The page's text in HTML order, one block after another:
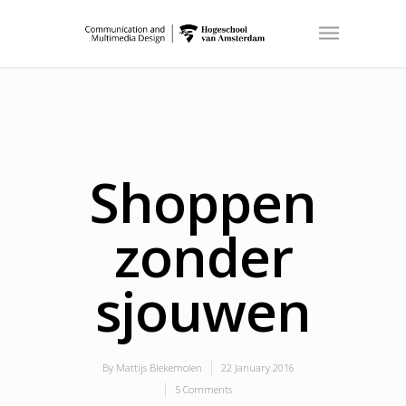
Shoppen
zonder
sjouwen
By Mattijs Blekemolen
22 January 2016
5 Comments